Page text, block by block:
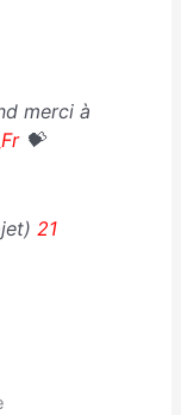
merci à
💝
21